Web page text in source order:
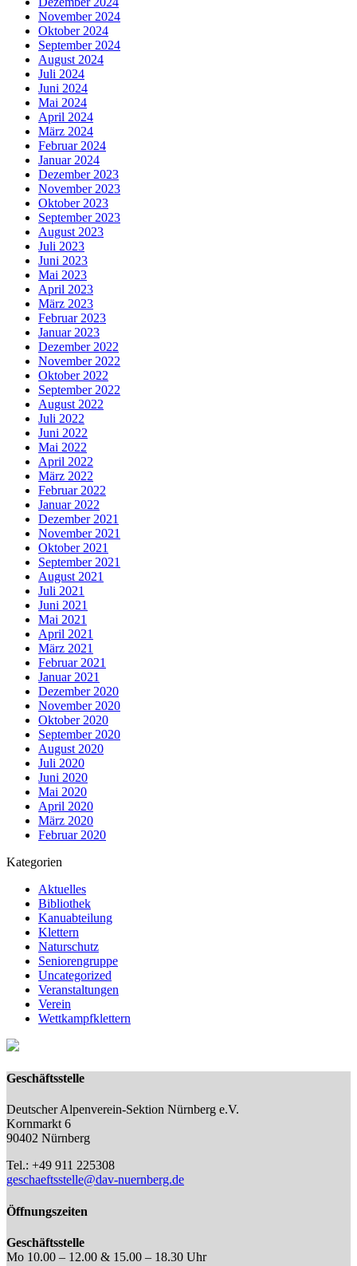
November 2024
Oktober 2024
September 2024
August 2024
Juli 2024
Juni 2024
Mai 2024
April 2024
März 2024
Februar 2024
Januar 2024
Dezember 2023
November 2023
Oktober 2023
September 2023
August 2023
Juli 2023
Juni 2023
Mai 2023
April 2023
März 2023
Februar 2023
Januar 2023
Dezember 2022
November 2022
Oktober 2022
September 2022
August 2022
Juli 2022
Juni 2022
Mai 2022
April 2022
März 2022
Februar 2022
Januar 2022
Dezember 2021
November 2021
Oktober 2021
September 2021
August 2021
Juli 2021
Juni 2021
Mai 2021
April 2021
März 2021
Februar 2021
Januar 2021
Dezember 2020
November 2020
Oktober 2020
September 2020
August 2020
Juli 2020
Juni 2020
Mai 2020
April 2020
März 2020
Februar 2020
Kategorien
Aktuelles
Bibliothek
Kanuabteilung
Klettern
Naturschutz
Seniorengruppe
Uncategorized
Veranstaltungen
Verein
Wettkampfklettern
Geschäftsstelle
Deutscher Alpenverein-Sektion Nürnberg e.V.
Kornmarkt 6
90402 Nürnberg
Tel.: +49 911 225308
geschaeftsstelle@dav-nuernberg.de
Öffnungszeiten
Geschäftsstelle
Mo 10.00 – 12.00 & 15.00 – 18.30 Uhr